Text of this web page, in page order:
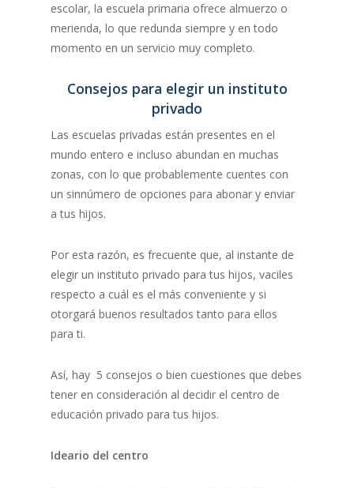
escolar, la escuela primaria ofrece almuerzo o
merienda, lo que redunda siempre y en todo
momento en un servicio muy completo.
Consejos para elegir un instituto
privado
Las escuelas privadas están presentes en el
mundo entero e incluso abundan en muchas
zonas, con lo que probablemente cuentes con
un sinnúmero de opciones para abonar y enviar
a tus hijos.
Por esta razón, es frecuente que, al instante de
elegir un instituto privado para tus hijos, vaciles
respecto a cuál es el más conveniente y si
otorgará buenos resultados tanto para ellos
para ti.
Así, hay 5 consejos o bien cuestiones que debes
tener en consideración al decidir el centro de
educación privado para tus hijos.
Ideario del centro